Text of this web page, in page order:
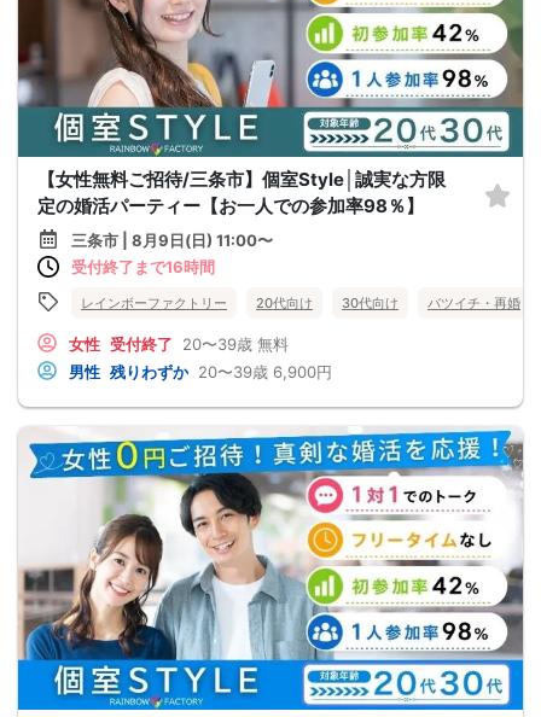
【女性無料ご招待/三条市】個室Style│誠実な方限
定の婚活パーティー【お一人での参加率98％】
三条市 | 8月9日(日) 11:00〜
受付終了まで16時間
レインボーファクトリー 20代向け 30代向け バツイチ・再婚
女性 受付終了 20〜39歳 無料
男性 残りわずか 20〜39歳 6,900円